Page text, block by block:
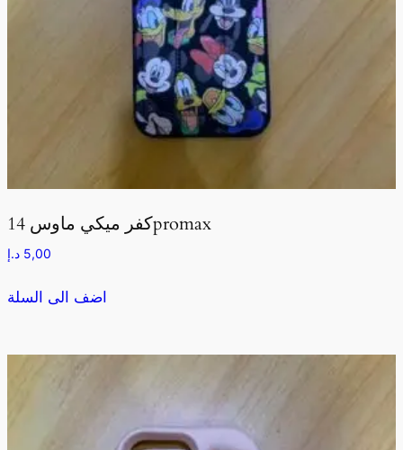
كفر ميكي ماوس 14promax
5,00 د.إ
اضف الى السلة